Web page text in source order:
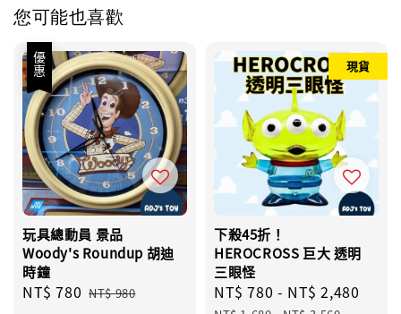
您可能也喜歡
優惠
玩具總動員 景品
Woody's Roundup 胡迪
時鐘
Sale
NT$ 780 Regular
NT$ 980
現貨
下殺45折！
HEROCROSS 巨大 透明
三眼怪
Sale
NT$ 780 - NT$ 2,480